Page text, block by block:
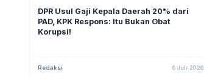
DPR Usul Gaji Kepala Daerah 20% dari
PAD, KPK Respons: Itu Bukan Obat
Korupsi!
Redaksi 6 Juli 2026